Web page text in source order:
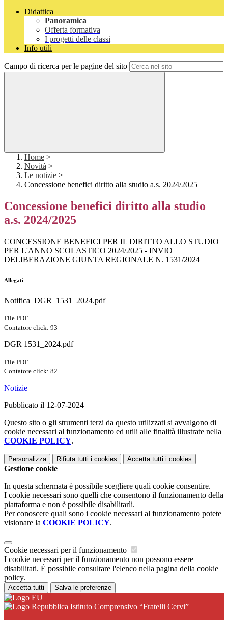
Didattica
Panoramica
Offerta formativa
I progetti delle classi
Info utili
Campo di ricerca per le pagine del sito
Home >
Novità >
Le notizie >
Concessione benefici diritto alla studio a.s. 2024/2025
Concessione benefici diritto alla studio
a.s. 2024/2025
CONCESSIONE BENEFICI PER IL DIRITTO ALLO STUDIO
PER L'ANNO SCOLASTICO 2024/2025 - INVIO
DELIBERAZIONE GIUNTA REGIONALE N. 1531/2024
Allegati
Notifica_DGR_1531_2024.pdf
File PDF
Contatore click: 93
DGR 1531_2024.pdf
File PDF
Contatore click: 82
Notizie
Pubblicato il 12-07-2024
Questo sito o gli strumenti terzi da questo utilizzati si avvalgono di
cookie necessari al funzionamento ed utili alle finalità illustrate nella
COOKIE POLICY.
Personalizza Rifiuta tutti i cookies Accetta tutti i cookies
Gestione cookie
In questa schermata è possibile scegliere quali cookie consentire.
I cookie necessari sono quelli che consentono il funzionamento della
piattaforma e non è possibile disabilitarli.
Per conoscere quali sono i cookie necessari al funzionamento potete
visionare la COOKIE POLICY.
Cookie necessari per il funzionamento
I cookie necessari per il funzionamento non possono essere
disabilitati. È possibile consultare l'elenco nella pagina della cookie
policy.
Accetta tutti Salva le preferenze
Istituto Comprensivo “Fratelli Cervi”